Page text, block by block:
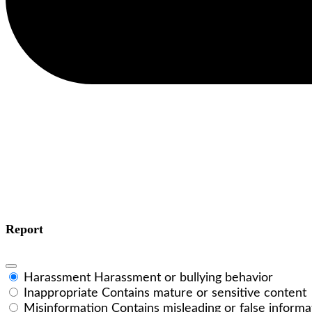
Report
Harassment Harassment or bullying behavior
Inappropriate Contains mature or sensitive content
Misinformation Contains misleading or false